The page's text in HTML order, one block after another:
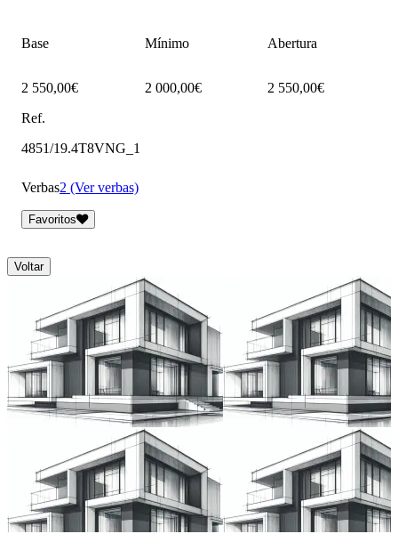
Base Mínimo Abertura
2 550,00€ 2 000,00€
2 550,00€
Ref.
4851/19.4T8VNG_1
Verbas2 (Ver verbas)
Favoritos
Voltar